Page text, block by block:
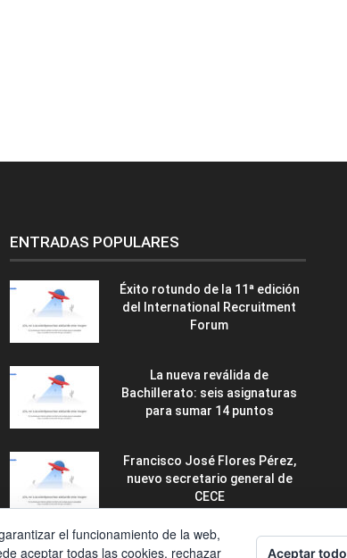
ENTRADAS POPULARES
Éxito rotundo de la 11ª edición
del International Recruitment
Forum
La nueva reválida de
Bachillerato: seis asignaturas
para sumar 14 puntos
Francisco José Flores Pérez,
nuevo secretario general de
CECE
el funcionamiento de la web,
aceptar todas las cookies, rechazar
Aceptar todo